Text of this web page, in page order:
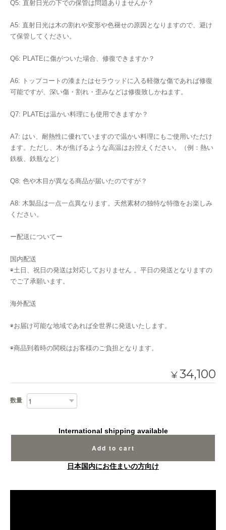
Q5: 直射日光の下での保管は問題ありませんか？
A5: 直射日光は木の割れや変形や色褪せの原因となりますので、避け
て保管してください。
Q6: PLATEに傷がついた場合、修復できますか？
A6: トップコートの漆またはセラウッドに入る軽微な傷であれば修復
可能ですが、深い傷・割れ・歪みなどは修復致しかねます。
Q7: PLATEは温かい料理にも使用できますか？
A7: はい、耐熱性に優れていますので温かい料理にもご使用いただけ
ます。ただし、木が焦げるような高温はお控えください。（例：熱い
鉄板、鉄瓶など）
Q8: 色や木目が異なる商品が届いたのですが？
A8: 木製品は一点一点異なります。天然素材の独特な特徴をお楽しみ
ください。
ー配送についてー
国内配送
◉土日、祝日の発送は対応しておりません 。平日の発送となりますの
でご了承願います。
海外配送
◉お届け可能な地域であれば全世界に発送いたします。
◉商品到着時の関税はお客様のご負担となります。
¥34,100
数量
International shipping available
Add to cart
日本国内にお住まいの方向け